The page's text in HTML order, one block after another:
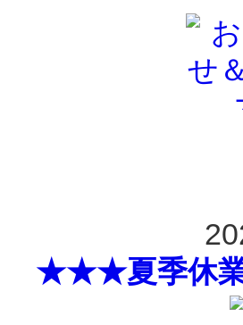
★★★夏季休